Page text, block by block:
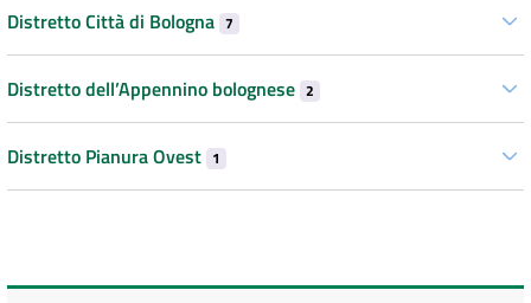
Distretto Città di Bologna 7
Distretto dell’Appennino bolognese 2
Distretto Pianura Ovest 1